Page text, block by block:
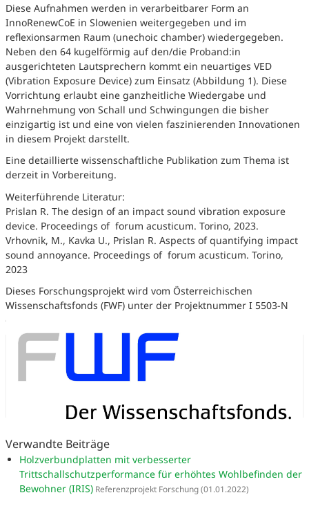
Diese Aufnahmen werden in verarbeitbarer Form an
InnoRenewCoE in Slowenien weitergegeben und im
reflexionsarmen Raum (unechoic chamber) wiedergegeben.
Neben den 64 kugelförmig auf den/die Proband:in
ausgerichteten Lautsprechern kommt ein neuartiges VED
(Vibration Exposure Device) zum Einsatz (Abbildung 1). Diese
Vorrichtung erlaubt eine ganzheitliche Wiedergabe und
Wahrnehmung von Schall und Schwingungen die bisher
einzigartig ist und eine von vielen faszinierenden Innovationen
in diesem Projekt darstellt.
Eine detaillierte wissenschaftliche Publikation zum Thema ist
derzeit in Vorbereitung.
Weiterführende Literatur:
Prislan R. The design of an impact sound vibration exposure
device. Proceedings of forum acusticum. Torino, 2023.
Vrhovnik, M., Kavka U., Prislan R. Aspects of quantifying impact
sound annoyance. Proceedings of forum acusticum. Torino,
2023
Dieses Forschungsprojekt wird vom Österreichischen
Wissenschaftsfonds (FWF) unter der Projektnummer I 5503-N
gefördert.
Verwandte Beiträge
Holzverbundplatten mit verbesserter
Trittschallschutzperformance für erhöhtes Wohlbefinden der
Bewohner (IRIS) Referenzprojekt Forschung(01.01.2022)